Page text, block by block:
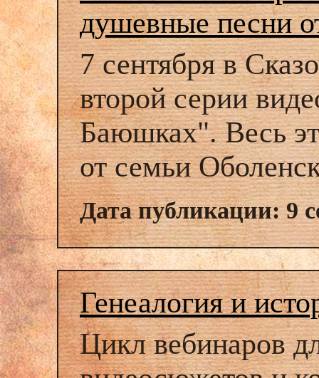
душевные песни
7 сентября в
второй серии
Баюшках". Весь
от семьи
Дата публикации: 9
Генеалогия и
Цикл вебинаров